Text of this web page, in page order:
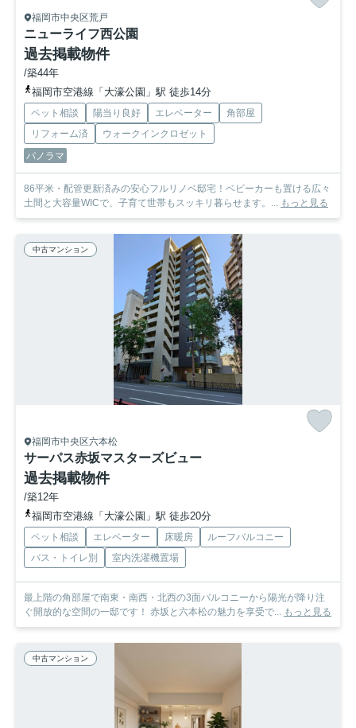
福岡市中央区荒戸
ニューライフ西公園
過去掲載物件
/築44年
福岡市空港線「大濠公園」駅 徒歩14分
ペット相談 陽当り良好 エレベーター
角部屋
リフォーム済
ウォークインクロゼット
パノラマ
86平米・配管更新済みの安心フルリノベ邸宅！ベビーカーも置ける広々
土間と大容量WICで、子育て世帯もスッキリ暮らせます。...
もっと見る
中古マンション
福岡市中央区六本松
サーパス赤坂マスターズビュー
過去掲載物件
/築12年
福岡市空港線「大濠公園」駅 徒歩20分
ペット相談 エレベーター 床暖房
ルーフバルコニー
バス・トイレ別
室内洗濯機置場
最上階の角部屋で南東・南西・北西の3面バルコニーから陽光が降り注
ぐ開放的な空間の一邸です！ 赤坂と六本松の魅力を享受で... もっと見る
中古マンション